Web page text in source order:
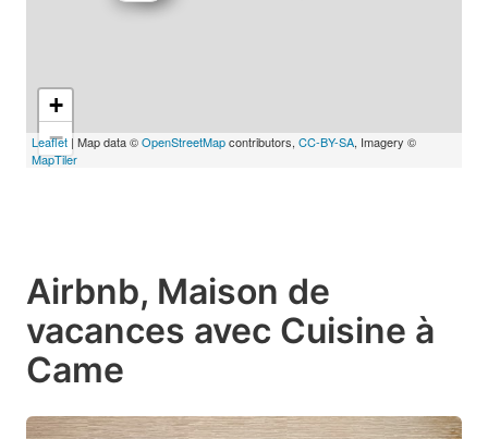
+
−
Leaflet | Map data ©OpenStreetMapcontributors, CC-BY-SA, Imagery ©
MapTiler
Airbnb, Maison de
vacances avec Cuisine à
Came